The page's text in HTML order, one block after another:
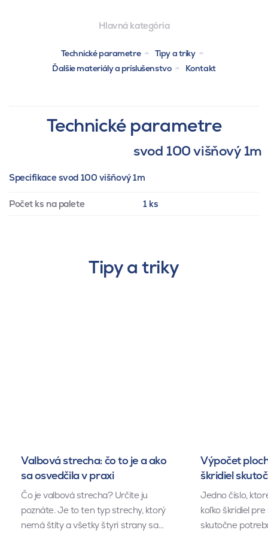
Hlavná kategória
Technické parametre
Tipy a triky
Ďalšie materiály a príslušenstvo
Kontakt
Technické parametre
svod 100 višňový 1m
Specifikace svod 100 višňový 1m
Počet ks na palete 1 ks
Tipy a triky
Valbová strecha: čo to je a ako
sa osvedčila v praxi
Čo je valbová strecha? Určite ju
poznáte. Je to ten typ strechy, ktorý
nemá štíty a všetky štyri strany sa…
Výpočet
škridiel
Jedno číslo,
koľko škridiel
skutočne